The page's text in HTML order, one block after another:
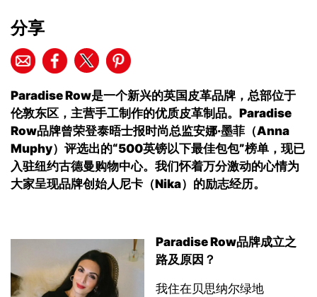
分享
Paradise Row是一个新兴的英国皮革品牌，总部位于
伦敦东区，主营手工制作的优质皮革制品。 Paradise
Row品牌曾荣登泰晤士报时尚总监安娜·墨菲（Anna
Muphy）评选出的“500英镑以下最佳包包”榜单，现已
入驻纽约古德曼购物中心。我们怀着万分激动的心情为
大家呈现品牌创始人尼卡（Nika）的励志经历。
Paradise Row品牌成立之
路及原因 ？
我住在贝思纳尔绿地